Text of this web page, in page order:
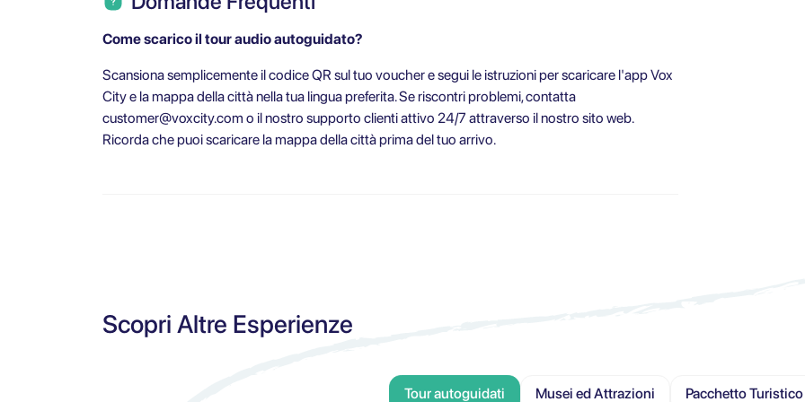
Come scarico il tour audio autoguidato?
Scansiona semplicemente il codice QR sul tuo voucher e segui le istruzioni per scaricare l'app Vox
City e la mappa della città nella tua lingua preferita. Se riscontri problemi, contatta
customer@voxcity.com o il nostro supporto clienti attivo 24/7 attraverso il nostro sito web.
Ricorda che puoi scaricare la mappa della città prima del tuo arrivo.
Scopri Altre Esperienze
Tour autoguidati Musei ed Attrazioni Pacchetto Turistico